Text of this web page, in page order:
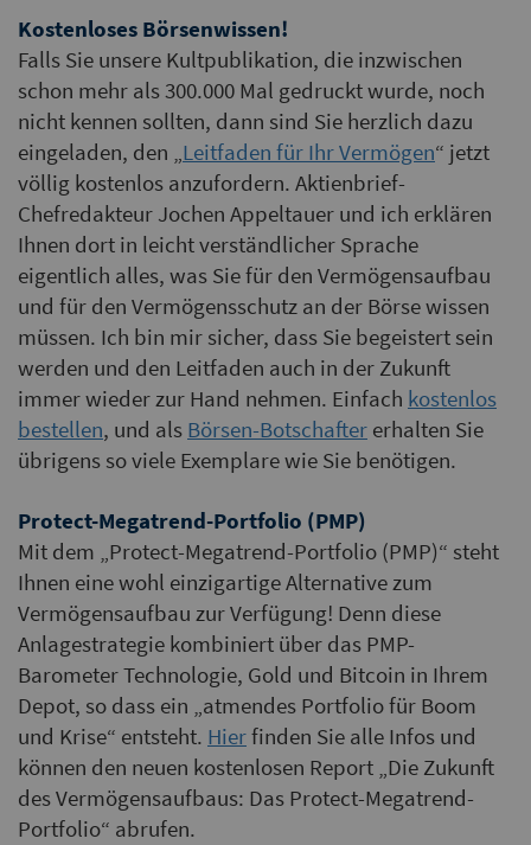
Kostenloses Börsenwissen!
Falls Sie unsere Kultpublikation, die inzwischen
schon mehr als 300.000 Mal gedruckt wurde, noch
nicht kennen sollten, dann sind Sie herzlich dazu
eingeladen, den „Leitfaden für Ihr Vermögen“ jetzt
völlig kostenlos anzufordern. Aktienbrief-
Chefredakteur Jochen Appeltauer und ich erklären
Ihnen dort in leicht verständlicher Sprache
eigentlich alles, was Sie für den Vermögensaufbau
und für den Vermögensschutz an der Börse wissen
müssen. Ich bin mir sicher, dass Sie begeistert sein
werden und den Leitfaden auch in der Zukunft
immer wieder zur Hand nehmen. Einfach kostenlos
bestellen, und als Börsen-Botschafter erhalten Sie
übrigens so viele Exemplare wie Sie benötigen.
Protect-Megatrend-Portfolio (PMP)
Mit dem „Protect-Megatrend-Portfolio (PMP)“ steht
Ihnen eine wohl einzigartige Alternative zum
Vermögensaufbau zur Verfügung! Denn diese
Anlagestrategie kombiniert über das PMP-
Barometer Technologie, Gold und Bitcoin in Ihrem
Depot, so dass ein „atmendes Portfolio für Boom
und Krise“ entsteht. Hierfinden Sie alle Infos und
können den neuen kostenlosen Report „Die Zukunft
des Vermögensaufbaus: Das Protect-Megatrend-
Portfolio“ abrufen.